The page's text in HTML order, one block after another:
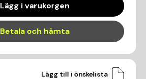
Lägg i varukorgen
Betala och hämta
Lägg till i önskelista